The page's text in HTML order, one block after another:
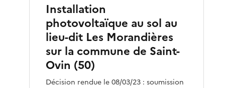
Installation
photovoltaïque au sol au
lieu-dit Les Morandières
sur la commune de Saint-
Ovin (50)
Décision rendue le 08/03/23 : soumission